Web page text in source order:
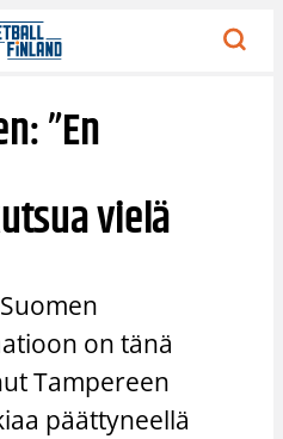
”En
vielä
on tänä
Tampereen
päättyneellä